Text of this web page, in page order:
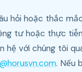
hỏi hoặc thắc
tư hoặc thực
hệ với chúng tôi
. Nếu